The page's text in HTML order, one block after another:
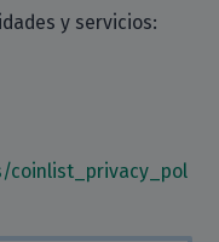
y servicios:
coinlist_privacy_pol